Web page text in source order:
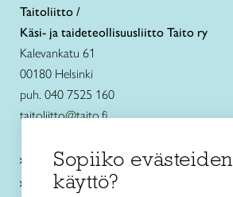
Taitoliitto /
Käsi- ja taideteollisuusliitto Taito ry
Kalevankatu 61
00180 Helsinki
puh. 040 7525 160
taitoliitto@taito.fi
Käsityökurssit ja koulutus
Ajankohtaista
Sopiiko evästeiden
käyttö?